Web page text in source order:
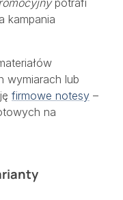
potrafi
kampania
wymiarach lub
firmowe notesy –
na